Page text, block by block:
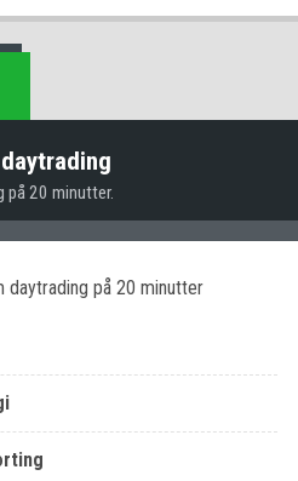
på 20 minutter.
på 20 minutter